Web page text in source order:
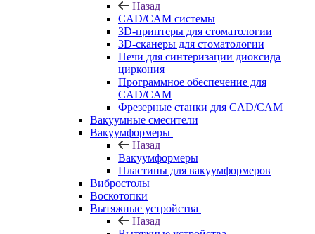
Назад
CAD/CAM системы
3D-принтеры для стоматологии
3D-сканеры для стоматологии
Печи для синтеризации диоксида
циркония
Программное обеспечение для
CAD/CAM
Фрезерные станки для CAD/CAM
Вакуумные смесители
Вакуумформеры
Назад
Вакуумформеры
Пластины для вакуумформеров
Вибростолы
Воскотопки
Вытяжные устройства
Назад